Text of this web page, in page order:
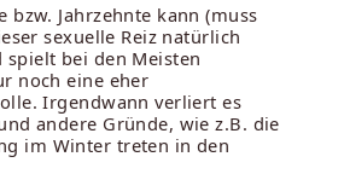
bzw. Jahrzehnte kann (muss
sexuelle Reiz natürlich
spielt bei den Meisten
noch eine eher
Irgendwann verliert es
andere Gründe, wie z.B. die
im Winter treten in den